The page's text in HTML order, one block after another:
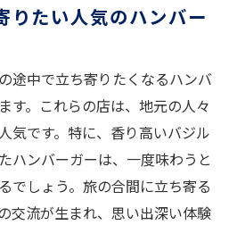
だわりポイント
バーガーが生まれるまで
はどこにあるのか
はのハンバーガーの特徴
バーガーのコラボレーショ
りたい人気のハンバー
途中で立ち寄りたくなるハンバ
す。これらの店は、地元の人々
気です。特に、香り高いバジル
ハンバーガーは、一度味わうと
でしょう。旅の合間に立ち寄る
交流が生まれ、思い出深い体験